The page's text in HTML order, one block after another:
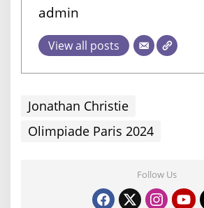
admin
View all posts
Jonathan Christie
Olimpiade Paris 2024
Follow Us